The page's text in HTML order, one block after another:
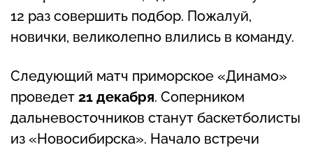
12 раз совершить подбор. Пожалуй,
новички, великолепно влились в команду.
Следующий матч приморское «Динамо»
проведет 21 декабря. Соперником
дальневосточников станут баскетболисты
из «Новосибирска». Начало встречи